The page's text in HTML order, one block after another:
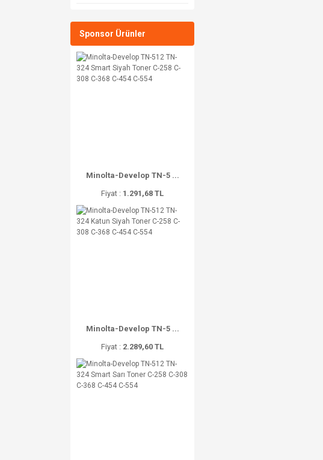
Sponsor Ürünler
Minolta-Develop TN-5 ...
Fiyat : 1.291,68 TL
Minolta-Develop TN-5 ...
Fiyat : 2.289,60 TL